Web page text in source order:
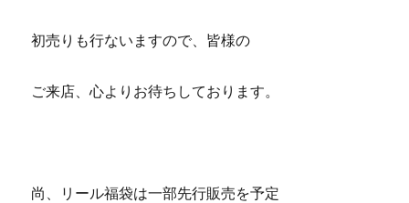
初売りも行ないますので、皆様の
ご来店、心よりお待ちしております。
尚、リール福袋は一部先行販売を予定